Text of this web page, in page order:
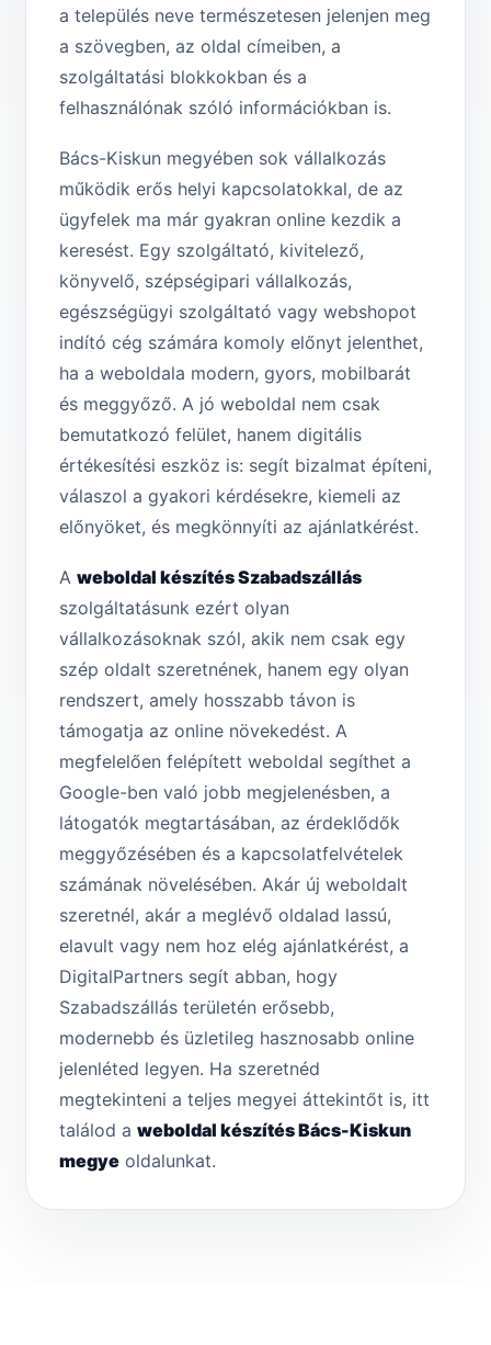
a település neve természetesen jelenjen meg
a szövegben, az oldal címeiben, a
szolgáltatási blokkokban és a
felhasználónak szóló információkban is.
Bács-Kiskun megyében sok vállalkozás
működik erős helyi kapcsolatokkal, de az
ügyfelek ma már gyakran online kezdik a
keresést. Egy szolgáltató, kivitelező,
könyvelő, szépségipari vállalkozás,
egészségügyi szolgáltató vagy webshopot
indító cég számára komoly előnyt jelenthet,
ha a weboldala modern, gyors, mobilbarát
és meggyőző. A jó weboldal nem csak
bemutatkozó felület, hanem digitális
értékesítési eszköz is: segít bizalmat építeni,
válaszol a gyakori kérdésekre, kiemeli az
előnyöket, és megkönnyíti az ajánlatkérést.
A weboldal készítés Szabadszállás
szolgáltatásunk ezért olyan
vállalkozásoknak szól, akik nem csak egy
szép oldalt szeretnének, hanem egy olyan
rendszert, amely hosszabb távon is
támogatja az online növekedést. A
megfelelően felépített weboldal segíthet a
Google-ben való jobb megjelenésben, a
látogatók megtartásában, az érdeklődők
meggyőzésében és a kapcsolatfelvételek
számának növelésében. Akár új weboldalt
szeretnél, akár a meglévő oldalad lassú,
elavult vagy nem hoz elég ajánlatkérést, a
DigitalPartners segít abban, hogy
Szabadszállás területén erősebb,
modernebb és üzletileg hasznosabb online
jelenléted legyen. Ha szeretnéd
megtekinteni a teljes megyei áttekintőt is, itt
találod a weboldal készítés Bács-Kiskun
megye oldalunkat.